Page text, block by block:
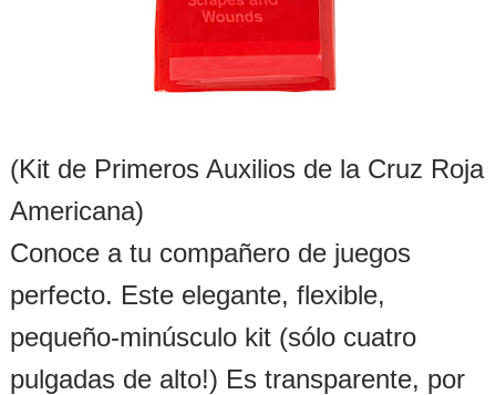
(Kit de Primeros Auxilios de la Cruz Roja
Americana)
Conoce a tu compañero de juegos
perfecto. Este elegante, flexible,
pequeño-minúsculo kit (sólo cuatro
pulgadas de alto!) Es transparente, por